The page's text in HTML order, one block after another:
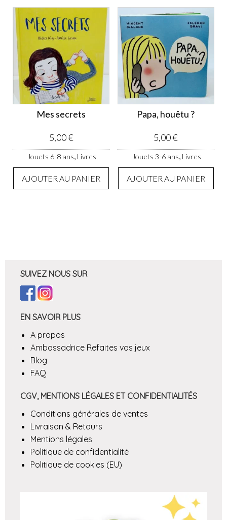
Mes secrets
5,00€
Jouets 6-8 ans, Livres
AJOUTER AU PANIER
Papa, houêtu ?
5,00€
Jouets 3-6 ans, Livres
AJOUTER AU PANIER
SUIVEZ NOUS SUR
EN SAVOIR PLUS
A propos
Ambassadrice Refaites vos jeux
Blog
FAQ
CGV, MENTIONS LÉGALES ET CONFIDENTIALITÉS
Conditions générales de ventes
Livraison & Retours
Mentions légales
Politique de confidentialité
Politique de cookies (EU)